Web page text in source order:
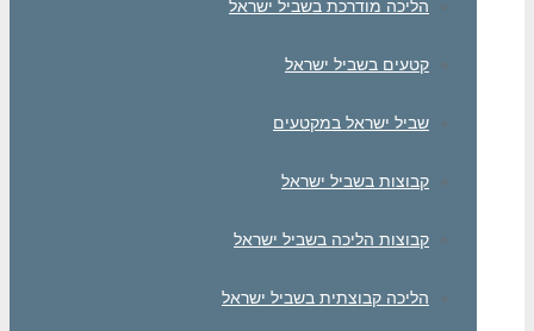
הליכה מודרכת בשביל ישראל
קטעים בשביל ישראל
שביל ישראל במקטעים
קבוצות בשביל ישראל
קבוצות הליכה בשביל ישראל
הליכה קבוצתית בשביל ישראל